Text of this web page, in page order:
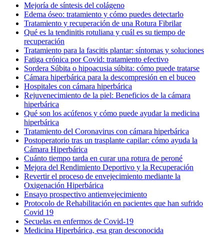
Mejoría de síntesis del colágeno
Edema óseo: tratamiento y cómo puedes detectarlo
Tratamiento y recuperación de una Rotura Fibrilar
Qué es la tendinitis rotuliana y cuál es su tiempo de
recuperación
Tratamiento para la fascitis plantar: síntomas y soluciones
Fatiga crónica por Covid: tratamiento efectivo
Sordera Súbita o hipoacusia súbita: cómo puede tratarse
Cámara hiperbárica para la descompresión en el buceo
Hospitales con cámara hiperbárica
Rejuvenecimiento de la piel: Beneficios de la cámara
hiperbárica
Qué son los acúfenos y cómo puede ayudar la medicina
hiperbárica
Tratamiento del Coronavirus con cámara hiperbárica
Postoperatorio tras un trasplante capilar: cómo ayuda la
Cámara Hiperbárica
Cuánto tiempo tarda en curar una rotura de peroné
Mejora del Rendimiento Deportivo y la Recuperación
Revertir el proceso de envejecimiento mediante la
Oxigenación Hiperbárica
Ensayo prospectivo antienvejecimiento
Protocolo de Rehabilitación en pacientes que han sufrido
Covid 19
Secuelas en enfermos de Covid-19
Medicina Hiperbárica, esa gran desconocida